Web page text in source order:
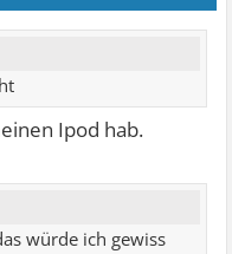
Ipod hab.
würde ich gewiss